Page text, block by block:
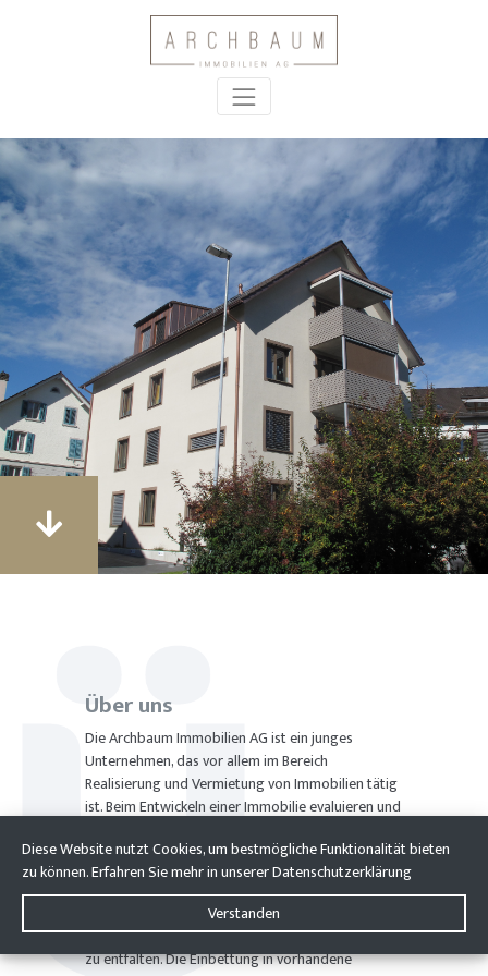
Über uns
Die Archbaum Immobilien AG ist ein junges
Unternehmen, das vor allem im Bereich
Realisierung und Vermietung von Immobilien tätig
ist. Beim Entwickeln einer Immobilie evaluieren und
langfristig erfolgreiche Investition zu erzielen.
Eine grosse Rolle spielt dabei auch die solide
Bausubstanz sowie zeitlose Materialien, welche
den Bewohnern erlauben, sich frei und individuell
zu entfalten. Die Einbettung in vorhandene
Diese Website nutzt Cookies, um bestmögliche Funktionalität bieten
zu können. Erfahren Sie mehr in unsererDatenschutzerklärung
Verstanden